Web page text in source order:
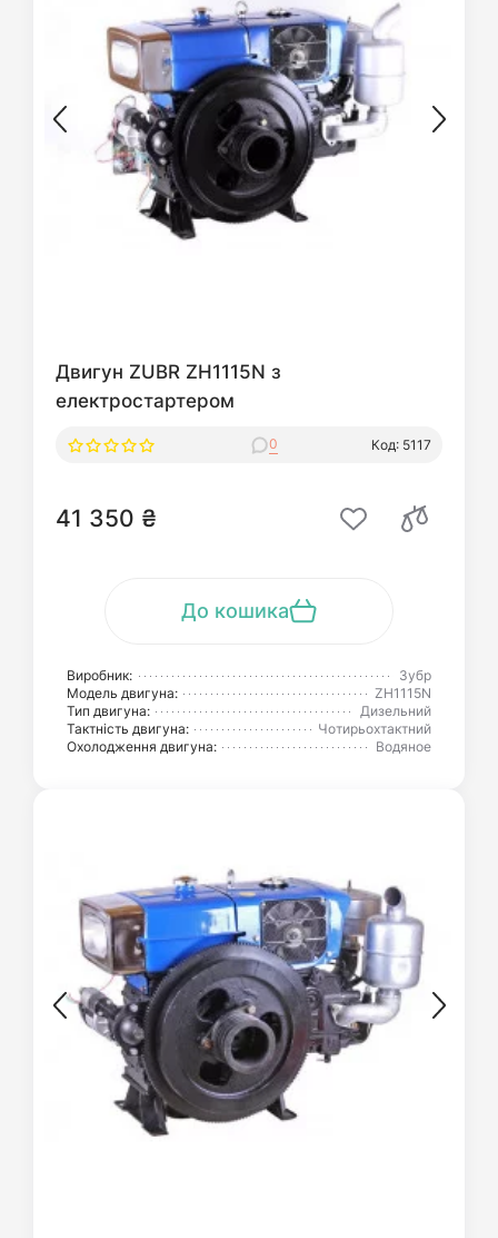
Двигун ZUBR ZH1115N з
електростартером
0 Код: 5117
41 350 ₴
До кошика
Виробник:
Зубр
Модель двигуна:
ZH1115N
Тип двигуна:
Дизельний
Тактність двигуна:
Чотирьохтактний
Охолодження двигуна:
Водяное